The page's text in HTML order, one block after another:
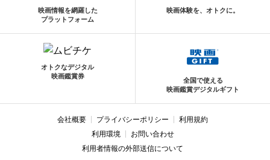
映画情報を網羅した
プラットフォーム
映画体験を、オトクに。
オトクなデジタル
映画鑑賞券
全国で使える
映画鑑賞デジタルギフト
会社概要 プライバシーポリシー
利用規約
利用環境
お問い合わせ
利用者情報の外部送信について